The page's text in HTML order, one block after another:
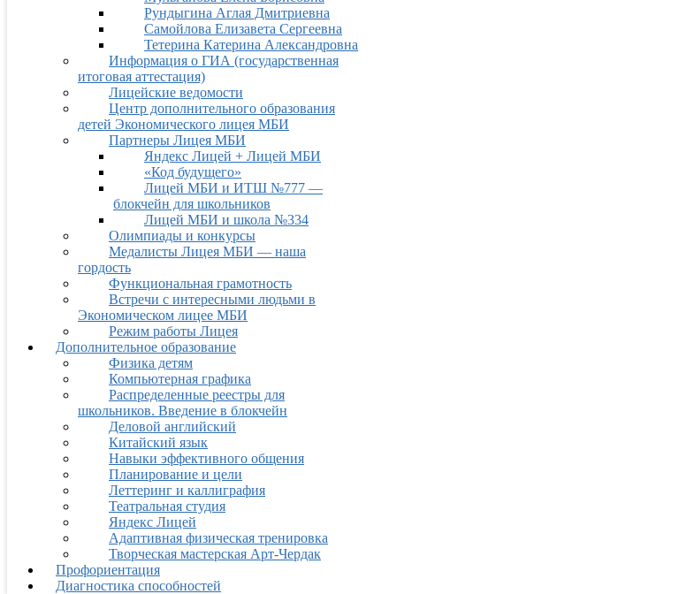
Рундыгина Аглая Дмитриевна
Самойлова Елизавета Сергеевна
Тетерина Катерина Александровна
Информация о ГИА (государственная
итоговая аттестация)
Лицейские ведомости
Центр дополнительного образования
детей Экономического лицея МБИ
Партнеры Лицея МБИ
Яндекс Лицей + Лицей МБИ
«Код будущего»
Лицей МБИ и ИТШ №777 —
блокчейн для школьников
Лицей МБИ и школа №334
Олимпиады и конкурсы
Медалисты Лицея МБИ — наша
гордость
Функциональная грамотность
Встречи с интересными людьми в
Экономическом лицее МБИ
Режим работы Лицея
Дополнительное образование
Физика детям
Компьютерная графика
Распределенные реестры для
школьников. Введение в блокчейн
Деловой английский
Китайский язык
Навыки эффективного общения
Планирование и цели
Леттеринг и каллиграфия
Театральная студия
Яндекс Лицей
Адаптивная физическая тренировка
Творческая мастерская Арт-Чердак
Профориентация
Диагностика способностей